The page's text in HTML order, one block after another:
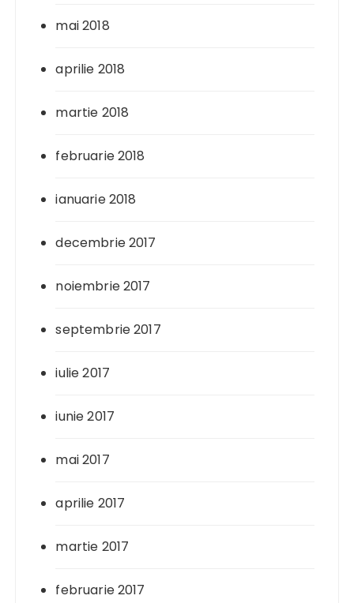
mai 2018
aprilie 2018
martie 2018
februarie 2018
ianuarie 2018
decembrie 2017
noiembrie 2017
septembrie 2017
iulie 2017
iunie 2017
mai 2017
aprilie 2017
martie 2017
februarie 2017